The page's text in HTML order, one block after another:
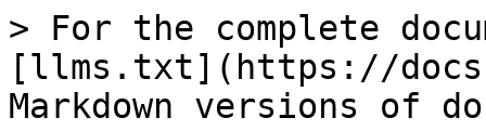
> For the complete
[llms.txt](https://
Markdown versions of